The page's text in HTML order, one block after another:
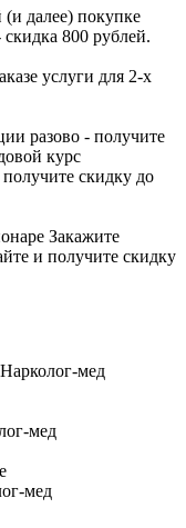
далее) покупке
800 рублей.
услуги для 2-х
разово - получите
курс
скидку до
Закажите
и получите скидку